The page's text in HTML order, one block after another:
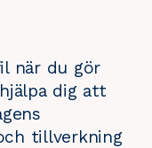
när du gör
dig att
tillverkning